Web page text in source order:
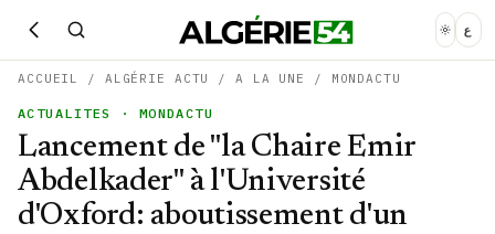
ع
ACCUEIL / ALGÉRIE ACTU /A LA UNE / MONDACTU
ACTUALITES · MONDACTU
Lancement de "la Chaire Emir
Abdelkader" à l'Université
d'Oxford: aboutissement d'un